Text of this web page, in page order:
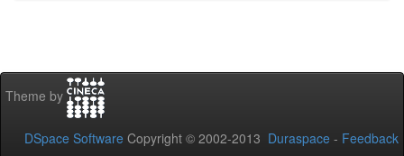
Theme by
DSpace Software Copyright © 2002-2013 Duraspace - Feedback